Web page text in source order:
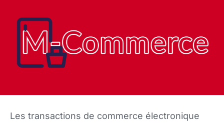
Les transactions de commerce électronique